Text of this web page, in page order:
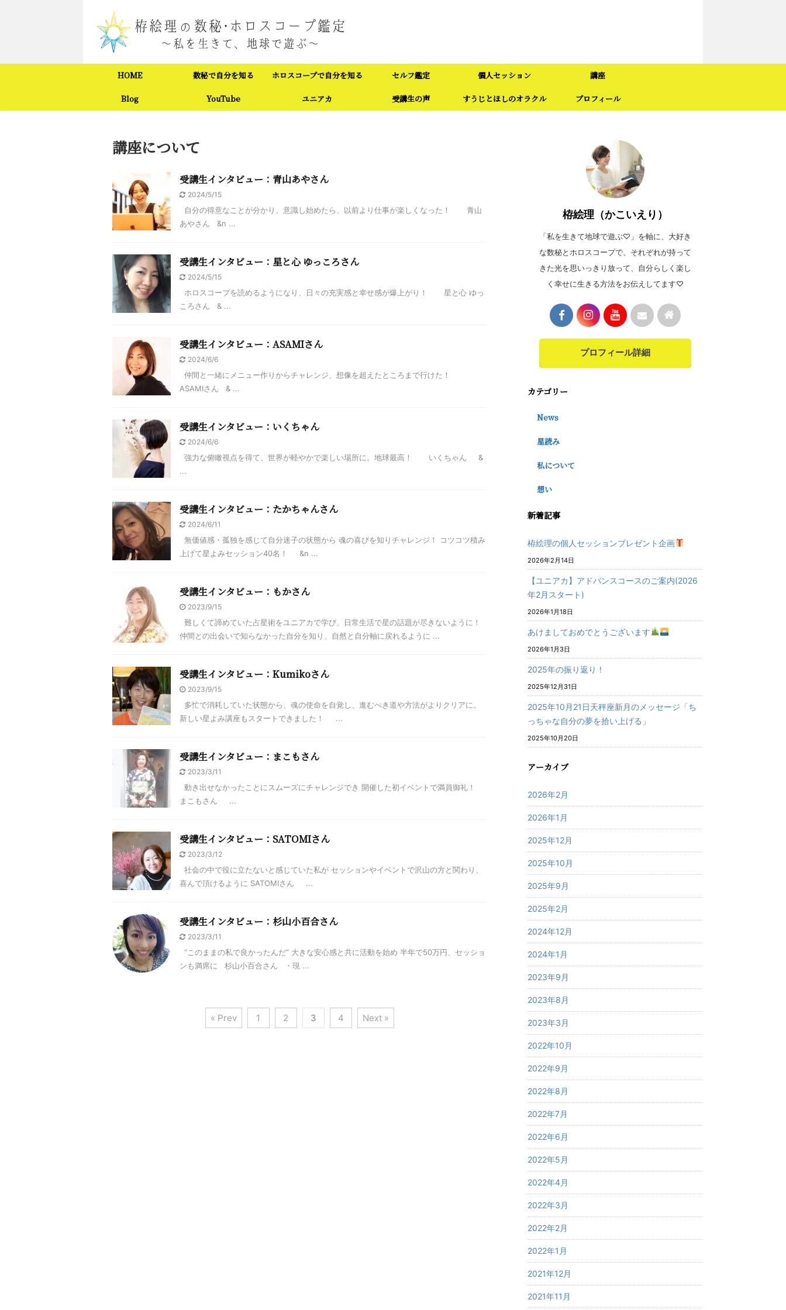
HOME 数秘で自分を知る ホロスコープで自分を知る セルフ鑑定 個人セッション 講座
Blog YouTube ユニアカ 受講生の声 すうじとほしのオラクル プロフィール
講座について
受講生インタビュー：青山あやさん
2024/5/15
自分の得意なことが分かり、意識し始めたら、以前より仕事が楽しくなった！ 青山
あやさん &n ...
受講生インタビュー：星と心 ゆっころさん
2024/5/15
ホロスコープを読めるようになり、日々の充実感と幸せ感が爆上がり！ 星と心 ゆっ
ころさん & ...
受講生インタビュー：ASAMIさん
2024/6/6
仲間と一緒にメニュー作りからチャレンジ、想像を超えたところまで行けた！
ASAMIさん & ...
受講生インタビュー：いくちゃん
2024/6/6
強力な俯瞰視点を得て、世界が軽やかで楽しい場所に。地球最高！ いくちゃん &
...
受講生インタビュー：たかちゃんさん
2024/6/11
無価値感・孤独を感じて自分迷子の状態から 魂の喜びを知りチャレンジ！ コツコツ積み
上げて星よみセッション40名！ &n ...
受講生インタビュー：もかさん
2023/9/15
難しくて諦めていた占星術をユニアカで学び、日常生活で星の話題が尽きないように！
仲間との出会いで知らなかった自分を知り、自然と自分軸に戻れるように ...
受講生インタビュー：Kumikoさん
2023/9/15
多忙で消耗していた状態から、魂の使命を自覚し、進むべき道や方法がよりクリアに。
新しい星よみ講座もスタートできました！ ...
受講生インタビュー：まこもさん
2023/3/11
動き出せなかったことにスムーズにチャレンジでき 開催した初イベントで満員御礼！
まこもさん ...
受講生インタビュー：SATOMIさん
2023/3/12
社会の中で役に立たないと感じていた私が セッションやイベントで沢山の方と関わり、
喜んで頂けるように SATOMIさん ...
受講生インタビュー：杉山小百合さん
2023/3/11
“このままの私で良かったんだ” 大きな安心感と共に活動を始め 半年で50万円、セッショ
ンも満席に 杉山小百合さん ・現 ...
« Prev 1 2 3 4 Next »
栫絵理（かこいえり）
「私を生きて地球で遊ぶ♡」を軸に、大好き
な数秘とホロスコープで、それぞれが持って
きた光を思いっきり放って、自分らしく楽し
く幸せに生きる方法をお伝えしてます♡
プロフィール詳細
カテゴリー
News
星読み
私について
想い
新着記事
栫絵理の個人セッションプレゼント企画
2026年2月14日
【ユニアカ】アドバンスコースのご案内(2026
年2月スタート)
2026年1月18日
あけましておめでとうございます
2026年1月3日
2025年の振り返り！
2025年12月31日
2025年10月21日天秤座新月のメッセージ「ち
っちゃな自分の夢を拾い上げる」
2025年10月20日
アーカイブ
2026年2月
2026年1月
2025年12月
2025年10月
2025年9月
2025年2月
2024年12月
2024年1月
2023年9月
2023年8月
2023年3月
2022年10月
2022年9月
2022年8月
2022年7月
2022年6月
2022年5月
2022年4月
2022年3月
2022年2月
2022年1月
2021年12月
2021年11月